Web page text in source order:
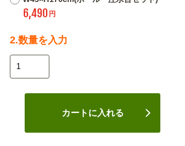
6,490 円
2.数量を入力
カートに入れる